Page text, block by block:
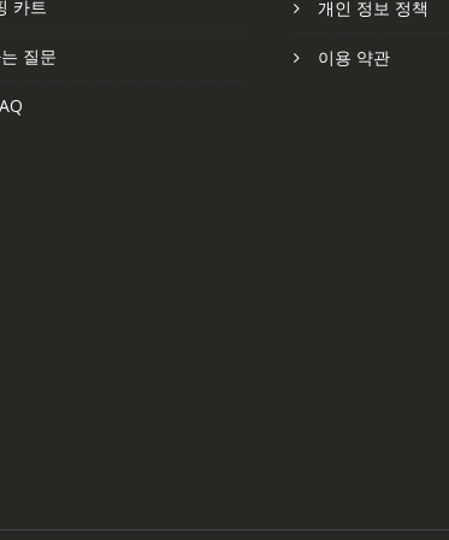
카트
질문
개인 정보 정책
이용 약관